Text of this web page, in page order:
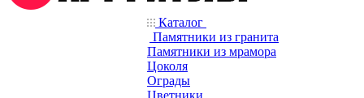
Каталог
Памятники из гранита
Памятники из мрамора
Цоколя
Ограды
Цветники